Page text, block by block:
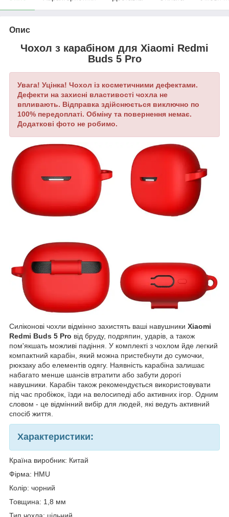
Опис
Чохол з карабіном для Xiaomi Redmi
Buds 5 Pro
Увага! Уцінка! Чохол із косметичними дефектами.
Дефекти на захисні властивості чохла не
впливають. Відправка здійснюється виключно по
100% передоплаті. Обміну та повернення немає.
Додаткові фото не робимо.
Силіконові чохли відмінно захистять ваші навушники Xiaomi
Redmi Buds 5 Pro від бруду, подряпин, ударів, а також
пом'якшать можливі падіння. У комплекті з чохлом йде легкий
компактний карабін, який можна пристебнути до сумочки,
рюкзаку або елементів одягу. Наявність карабіна залишає
набагато менше шансів втратити або забути дорогі
навушники. Карабін також рекомендується використовувати
під час пробіжок, їзди на велосипеді або активних ігор. Одним
словом - це відмінний вибір для людей, які ведуть активний
спосіб життя.
Характеристики:
Країна виробник: Китай
Фірма: HMU
Колір: чорний
Товщина: 1,8 мм
Тип чохла: цільний